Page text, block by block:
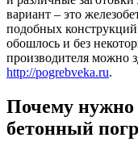
вариант – это
подобных
обошлось и без
производителя можно
http://pogrebveka.ru.
Почему нужно
бетонный